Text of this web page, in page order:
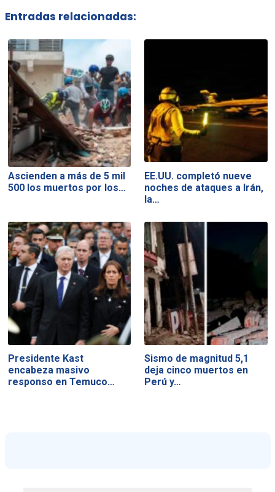
Entradas relacionadas:
Ascienden a más de 5 mil
500 los muertos por los…
EE.UU. completó nueve
noches de ataques a Irán,
la…
Presidente Kast
encabeza masivo
responso en Temuco…
Sismo de magnitud 5,1
deja cinco muertos en
Perú y…